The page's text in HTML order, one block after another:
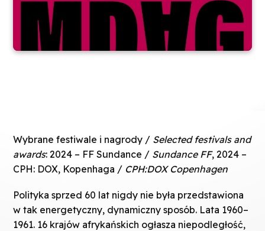
Wybrane festiwale i nagrody / Selected festivals and
awards: 2024 – FF Sundance / Sundance FF, 2024 –
CPH: DOX, Kopenhaga / CPH:DOX Copenhagen
Polityka sprzed 60 lat nigdy nie była przedstawiona
w tak energetyczny, dynamiczny sposób. Lata 1960–
1961. 16 krajów afrykańskich ogłasza niepodległość,